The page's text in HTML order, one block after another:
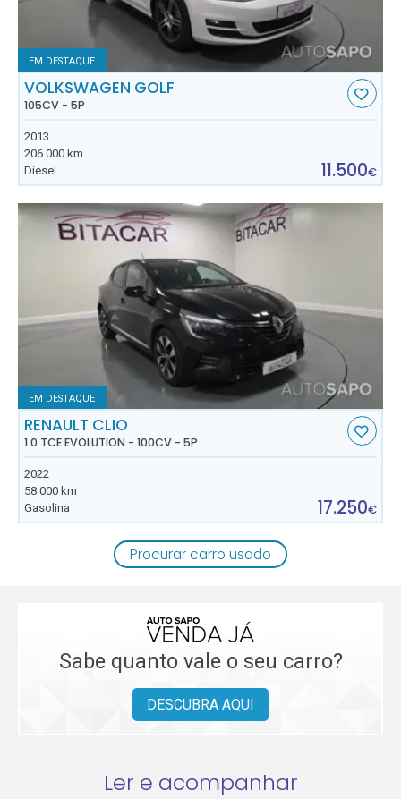
EM DESTAQUE
VOLKSWAGEN GOLF
105CV - 5P
2013
206.000 km
Diesel
11.500€
EM DESTAQUE
RENAULT CLIO
1.0 TCE EVOLUTION - 100CV - 5P
2022
58.000 km
Gasolina
17.250€
Procurar carro usado
Sabe quanto vale o seu carro?
DESCUBRA AQUI
Ler e acompanhar